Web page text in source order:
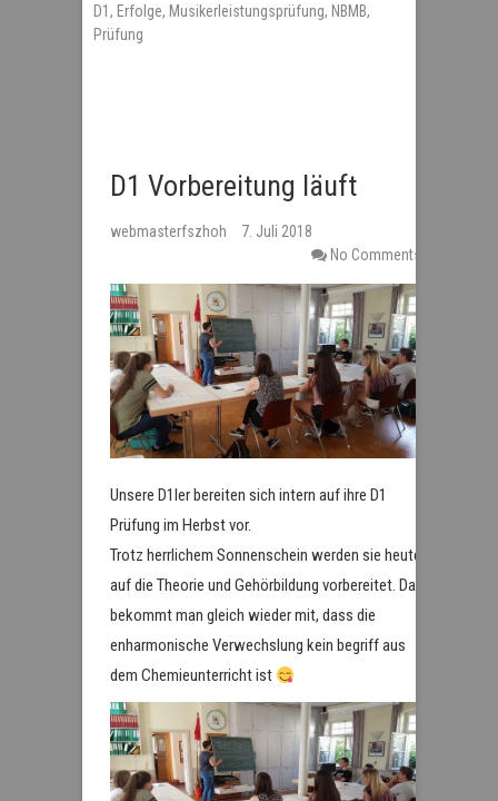
D1 , Erfolge, Musikerleistungsprüfung, NBMB,
Prüfung
D1 Vorbereitung läuft
webmasterfszhoh
7. Juli 2018
No Comments
Unsere D1ler bereiten sich intern auf ihre D1
Prüfung im Herbst vor.
Trotz herrlichem Sonnenschein werden sie heute
auf die Theorie und Gehörbildung vorbereitet. Da
bekommt man gleich wieder mit, dass die
enharmonische Verwechslung kein begriff aus
dem Chemieunterricht ist